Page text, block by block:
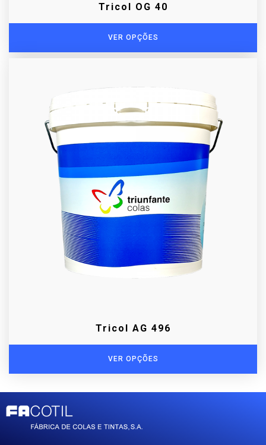
Tricol OG 40
VER OPÇÕES
Tricol AG 496
VER OPÇÕES